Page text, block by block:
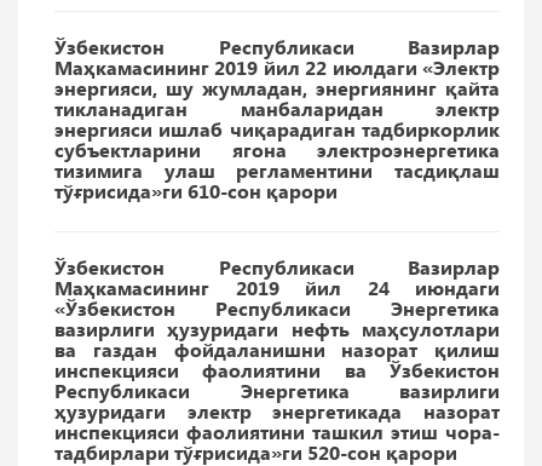
Ўзбекистон Республикаси Вазирлар
Маҳкамасининг 2019 йил 22 июлдаги «Электр
энергияси, шу жумладан, энергиянинг қайта
тикланадиган манбаларидан электр
энергияси ишлаб чиқарадиган тадбиркорлик
субъектларини ягона электроэнергетика
тизимига улаш регламентини тасдиқлаш
тўғрисида»ги 610-сон қарори
Ўзбекистон Республикаси Вазирлар
Маҳкамасининг 2019 йил 24 июндаги
«Ўзбекистон Республикаси Энергетика
вазирлиги ҳузуридаги нефть маҳсулотлари
ва газдан фойдаланишни назорат қилиш
инспекцияси фаолиятини ва Ўзбекистон
Республикаси Энергетика вазирлиги
ҳузуридаги электр энергетикада назорат
инспекцияси фаолиятини ташкил этиш чора-
тадбирлари тўғрисида»ги 520-сон қарори